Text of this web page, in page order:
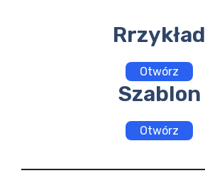
Rrzykład
Otwórz
Szablon
Otwórz